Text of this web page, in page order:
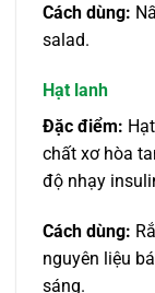
Cách dùng:
salad.
Hạt lanh
Đặc điểm:
chất xơ hòa
độ nhạy
Cách dùng:
nguyên liệu
sáng.